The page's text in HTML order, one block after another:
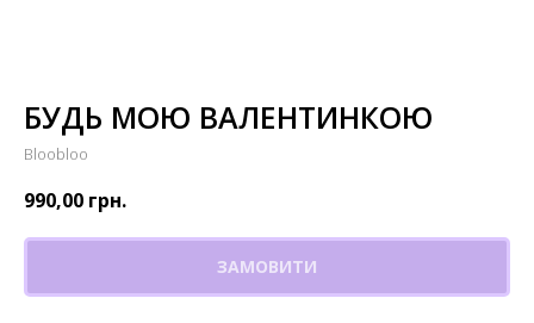
БУДЬ МОЮ ВАЛЕНТИНКОЮ
Bloobloo
990,00 грн.
ЗАМОВИТИ